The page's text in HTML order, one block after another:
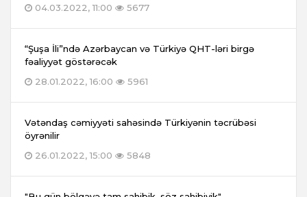
04.03.2022, 11:00
5677
“Şuşa İli”ndə Azərbaycan və Türkiyə QHT-ləri birgə
fəaliyyət göstərəcək
28.01.2022, 16:00
5961
Vətəndaş cəmiyyəti sahəsində Türkiyənin təcrübəsi
öyrənilir
26.01.2022, 15:00
5848